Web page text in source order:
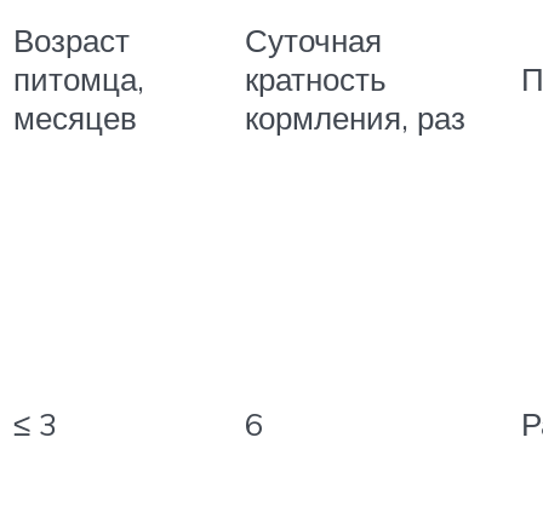
Возраст
питомца,
месяцев
Суточная
кратность
кормления, раз
≤ 3 6